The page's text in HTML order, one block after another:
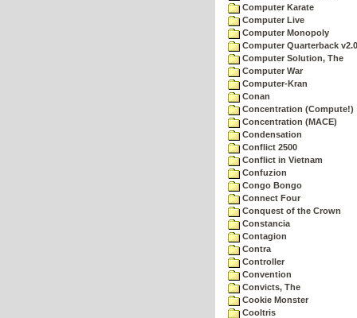
Computer Karate
Computer Live
Computer Monopoly
Computer Quarterback v2.0
Computer Solution, The
Computer War
Computer-Kran
Conan
Concentration (Compute!)
Concentration (MACE)
Condensation
Conflict 2500
Conflict in Vietnam
Confuzion
Congo Bongo
Connect Four
Conquest of the Crown
Constancia
Contagion
Contra
Controller
Convention
Convicts, The
Cookie Monster
Cooltris